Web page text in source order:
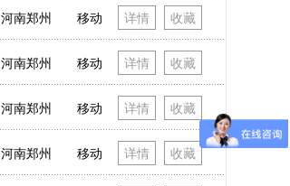
河南郑州 移动 详情 收藏
河南郑州 移动 详情 收藏
河南郑州 移动 详情 收藏
河南郑州 移动 详情 收藏